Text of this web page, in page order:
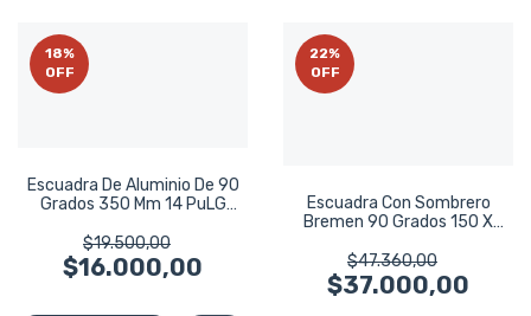
18%
OFF
Escuadra De Aluminio De 90
Grados 350 Mm 14 PuLG
$19.500,00
$16.000,00
22%
OFF
Escuadra Con Sombrero
Bremen 90 Grados 150 X
$47.360,00
$37.000,00